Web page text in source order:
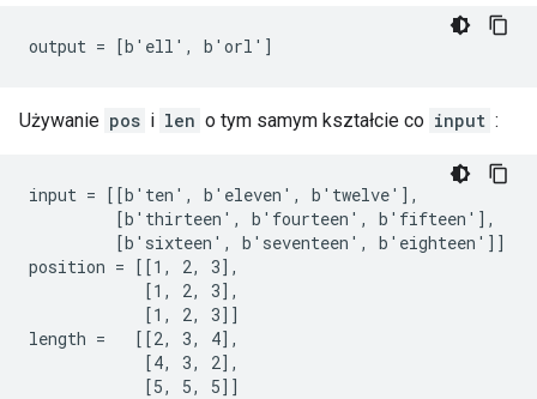
output = [b'ell', b'orl']
Używanie pos i len o tym samym kształcie co input :
input = [[b'ten', b'eleven', b'twelve'],
         [b'thirteen', b'fourteen', b'fifteen'],
         [b'sixteen', b'seventeen', b'eighteen']]
position = [[1, 2, 3],
            [1, 2, 3],
            [1, 2, 3]]
length =   [[2, 3, 4],
            [4, 3, 2],
            [5, 5, 5]]